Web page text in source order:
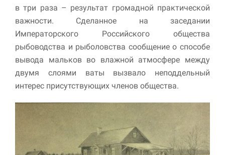
в три раза – результат громадной практической
важности. Сделанное на заседании
Императорского Российского общества
рыбоводства и рыболовства сообщение о способе
вывода мальков во влажной атмосфере между
двумя слоями ваты вызвало неподдельный
интерес присутствующих членов общества.